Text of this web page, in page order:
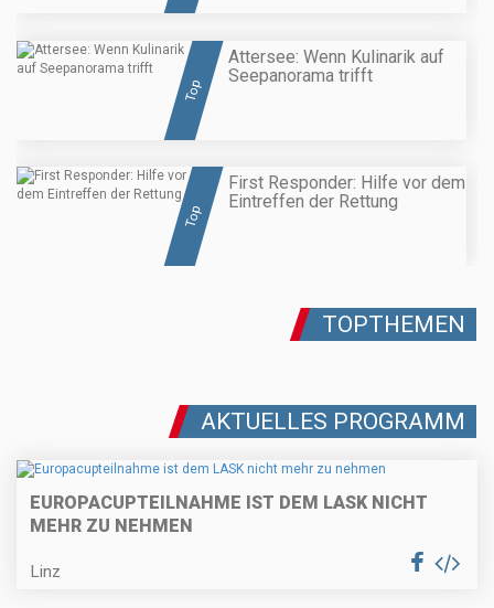
Top
Attersee: Wenn Kulinarik auf
Seepanorama trifft
Top
First Responder: Hilfe vor dem
Eintreffen der Rettung
TOPTHEMEN
AKTUELLES PROGRAMM
EUROPACUPTEILNAHME IST DEM LASK NICHT
MEHR ZU NEHMEN
Linz